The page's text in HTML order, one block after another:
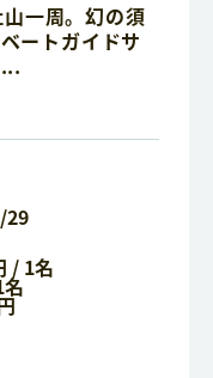
一周。幻の須
ートガイドサ
29
/ 1名